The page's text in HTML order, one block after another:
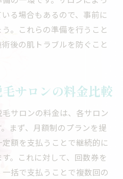
鈴鹿市で最新技術を体験
新脱毛技術とは？
ンドを押さえておこう
その効果について
る新しい脱毛法
毛をいち早く試そう
る場合もあるので、事前に
。これらの準備を行うこと
後の肌トラブルを防ぐこと
サロンの料金比較
サロンの料金は、各サロン
まず、月額制のプランを提
額を支払うことで継続的に
。これに対して、回数券を
括で支払うことで複数回の